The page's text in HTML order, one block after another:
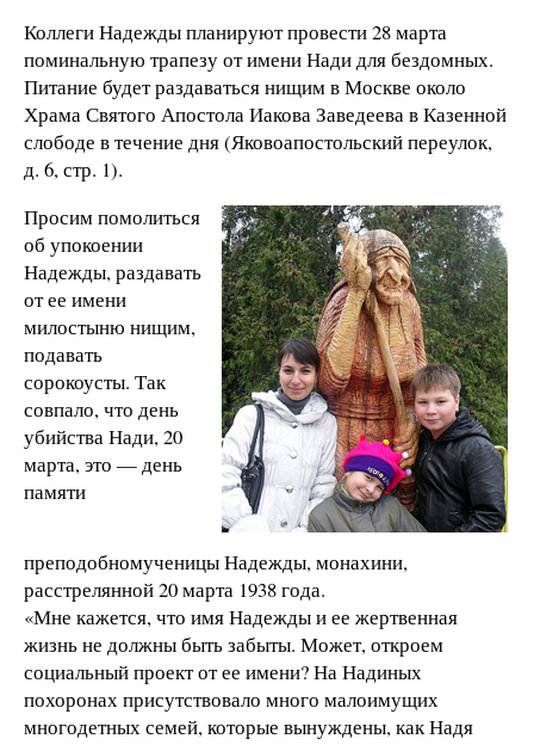
Коллеги Надежды планируют провести 28 марта
поминальную трапезу от имени Нади для бездомных.
Питание будет раздаваться нищим в Москве около
Храма Святого Апостола Иакова Заведеева в Казенной
слободе в течение дня (Яковоапостольский переулок,
д. 6, стр. 1).
Просим помолиться
об упокоении
Надежды, раздавать
от ее имени
милостыню нищим,
подавать
сорокоусты. Так
совпало, что день
убийства Нади, 20
марта, это — день
памяти
преподобномученицы Надежды, монахини,
расстрелянной 20 марта 1938 года.
«Мне кажется, что имя Надежды и ее жертвенная
жизнь не должны быть забыты. Может, откроем
социальный проект от ее имени? На Надиных
похоронах присутствовало много малоимущих
многодетных семей, которые вынуждены, как Надя